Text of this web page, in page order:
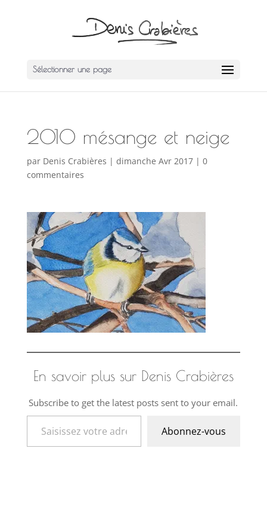
Sélectionner une page
2010 mésange et neige
par Denis Crabières | dimanche Avr 2017| 0
commentaires
En savoir plus sur Denis Crabières
Subscribe to get the latest posts sent to your email.
Saisissez votre adresse e-mail…
Abonnez-vous